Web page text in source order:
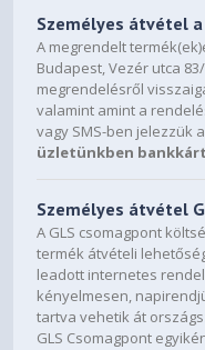
Személyes átvétel
A megrendelt
Budapest, Vezér utca
megrendelésről
valamint amint a
vagy SMS-ben jelezzük
üzletünkben
Személyes átvétel
A GLS csomagpont
termék átvételi
leadott internetes
kényelmesen,
tartva vehetik át
GLS Csomagpont